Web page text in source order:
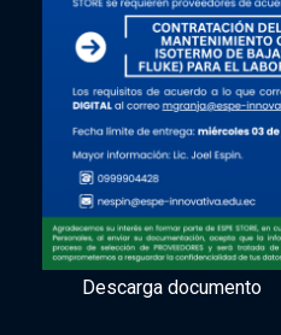
Descarga documento